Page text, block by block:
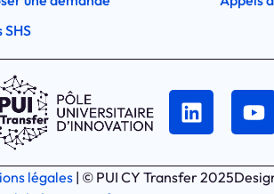
SHS
légales | © PUI CY Transfer 2025